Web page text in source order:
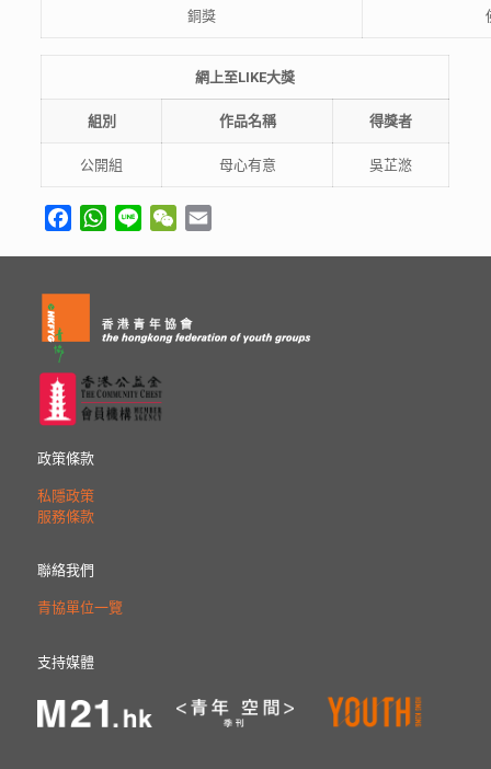
銅獎
網上至LIKE大獎
組別 作品名稱 得獎者
公開組 母心有意 吳芷滺
FacebookWhatsApp
Line WeChat
政策條款
私隱政策
服務條款
聯絡我們
青協單位一覽
支持媒體